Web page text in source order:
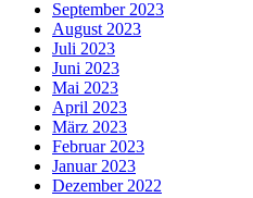
September 2023
August 2023
Juli 2023
Juni 2023
Mai 2023
April 2023
März 2023
Februar 2023
Januar 2023
Dezember 2022